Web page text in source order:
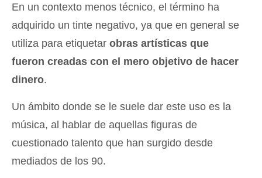
En un contexto menos técnico, el término ha
adquirido un tinte negativo, ya que en general se
utiliza para etiquetar obras artísticas que
fueron creadas con el mero objetivo de hacer
dinero.
Un ámbito donde se le suele dar este uso es la
música, al hablar de aquellas figuras de
cuestionado talento que han surgido desde
mediados de los 90.